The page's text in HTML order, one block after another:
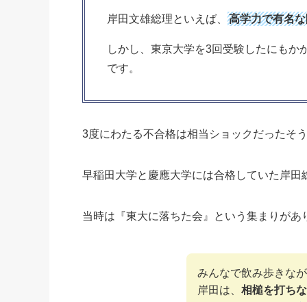
岸田文雄総理といえば、 高学力で有名
しかし、東京大学を3回受験したにも
です。
3度にわたる不合格は相当ショックだったそ
早稲田大学と慶應大学には合格していた岸田
当時は『東大に落ちた会』という集まりが
みんなで飲み歩きな
岸田は、 相槌を打ち